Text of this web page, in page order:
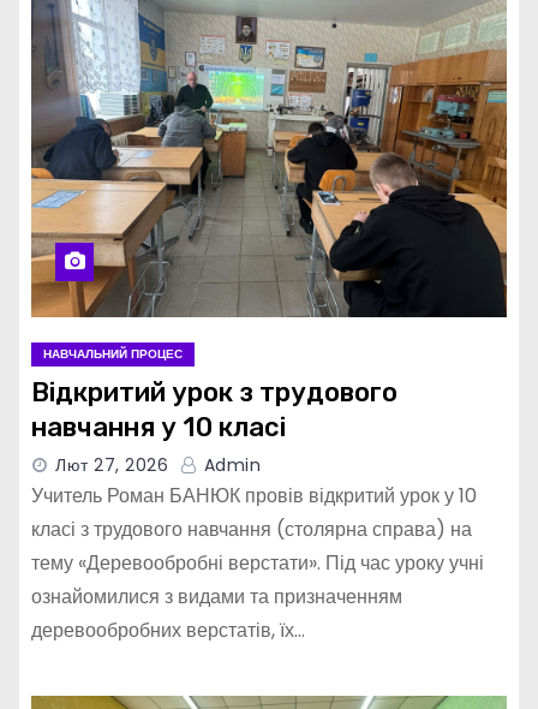
НАВЧАЛЬНИЙ ПРОЦЕС
Відкритий урок з трудового
навчання у 10 класі
Лют 27, 2026 Admin
Учитель Роман БАНЮК провів відкритий урок у 10
класі з трудового навчання (столярна справа) на
тему «Деревообробні верстати». Під час уроку учні
ознайомилися з видами та призначенням
деревообробних верстатів, їх…